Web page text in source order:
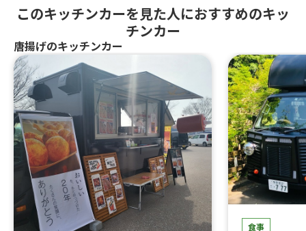
このキッチンカーを見た人におすすめのキッ
チンカー
唐揚げのキッチンカー
食事